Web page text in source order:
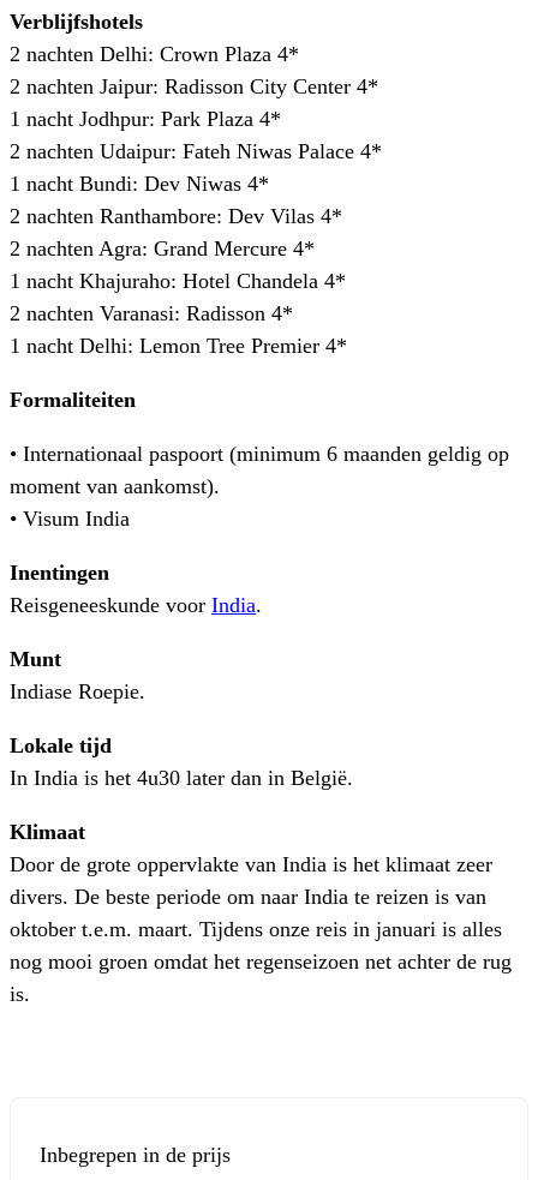
Verblijfshotels
2 nachten Delhi: Crown Plaza 4*
2 nachten Jaipur: Radisson City Center 4*
1 nacht Jodhpur: Park Plaza 4*
2 nachten Udaipur: Fateh Niwas Palace 4*
1 nacht Bundi: Dev Niwas 4*
2 nachten Ranthambore: Dev Vilas 4*
2 nachten Agra: Grand Mercure 4*
1 nacht Khajuraho: Hotel Chandela 4*
2 nachten Varanasi: Radisson 4*
1 nacht Delhi: Lemon Tree Premier 4*
Formaliteiten
• Internationaal paspoort (minimum 6 maanden geldig op
moment van aankomst).
• Visum India
Inentingen
Reisgeneeskunde voor India.
Munt
Indiase Roepie.
Lokale tijd
In India is het 4u30 later dan in België.
Klimaat
Door de grote oppervlakte van India is het klimaat zeer
divers. De beste periode om naar India te reizen is van
oktober t.e.m. maart. Tijdens onze reis in januari is alles
nog mooi groen omdat het regenseizoen net achter de rug
is.
Inbegrepen in de prijs